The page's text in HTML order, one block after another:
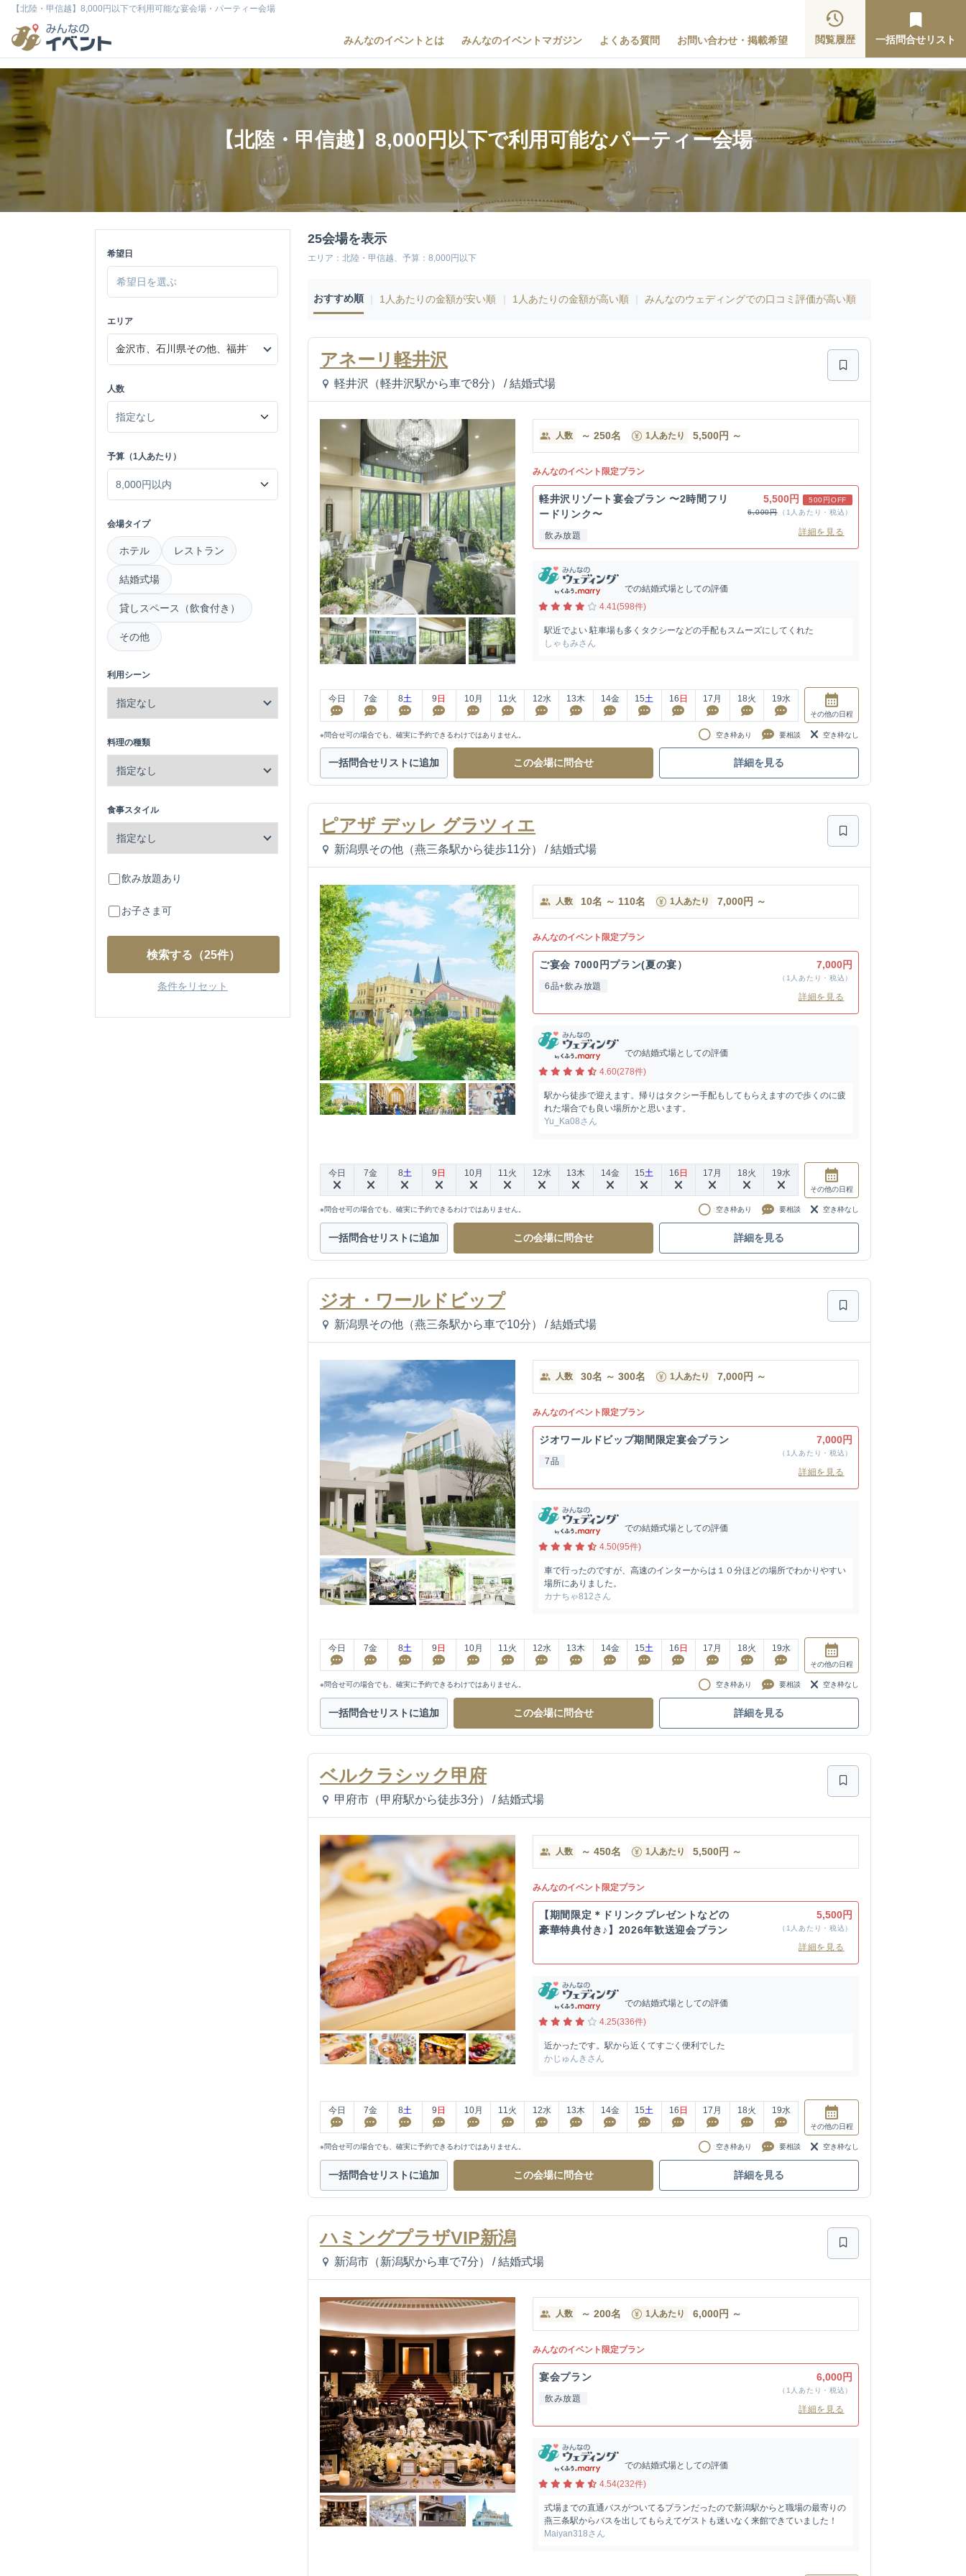
【北陸・甲信越】8,000円以下で利用可能な宴会場・パーティー会場
みんなのイベントとは みんなのイベントマガジン よくある質問 お問い合わせ・掲載希望 閲覧履歴 一括問合せリスト
【北陸・甲信越】8,000円以下で利用可能なパーティー会場
希望日
エリア
人数
予算（1人あたり）
会場タイプ
ホテル レストラン
結婚式場
貸しスペース（飲食付き）
その他
利用シーン
料理の種類
食事スタイル
飲み放題あり
お子さま可
検索する （25件）
条件をリセット
25会場を表示
エリア：北陸・甲信越、予算：8,000円以下
おすすめ順 1人あたりの金額が安い順 1人あたりの金額が高い順 みんなのウェディングでの口コミ評価が高い順
アネーリ軽井沢
軽井沢（軽井沢駅から車で8分） / 結婚式場
人数 ～ 250名 1人あたり 5,500円 ～
みんなのイベント限定プラン
軽井沢リゾート宴会プラン 〜2時間フリ
ードリンク〜
飲み放題
5,500円
500円OFF
6,000円
（1人あたり・税込）
詳細を見る
での結婚式場としての評価
4.41(598件)
駅近でよい 駐車場も多くタクシーなどの手配もスムーズにしてくれた
しゃもみさん
今日 7金 8土 9 日 10月 11 火 12水 13木 14金 15土 16 日 17 月 18火 19水
その他の日程
※問合せ可の場合でも、確実に予約できるわけではありません。 空き枠あり 要相談 空き枠なし
一括問合せリストに追加 この会場に問合せ 詳細を見る
ピアザ デッレ グラツィエ
新潟県その他（燕三条駅から徒歩11分） / 結婚式場
人数 10名 ～ 110名 1人あたり 7,000円 ～
みんなのイベント限定プラン
ご宴会 7000円プラン(夏の宴）
6品+飲み放題
7,000円
（1人あたり・税込）
詳細を見る
での結婚式場としての評価
4.60(278件)
駅から徒歩で迎えます。帰りはタクシー手配もしてもらえますので歩くのに疲
れた場合でも良い場所かと思います。
Yu_Ka08さん
今日 7金 8土 9 日 10月 11火 12水 13木 14金 15土 16 日 17 月 18火 19水
その他の日程
※問合せ可の場合でも、確実に予約できるわけではありません。 空き枠あり 要相談 空き枠なし
一括問合せリストに追加 この会場に問合せ 詳細を見る
ジオ・ワールドビップ
新潟県その他（燕三条駅から車で10分） / 結婚式場
人数 30名 ～ 300名 1人あたり 7,000円 ～
みんなのイベント限定プラン
ジオワールドビップ期間限定宴会プラン
7品
7,000円
（1人あたり・税込）
詳細を見る
での結婚式場としての評価
4.50(95件)
車で行ったのですが、高速のインターからは１０分ほどの場所でわかりやすい
場所にありました。
カナちゃ812さん
今日 7金 8土 9 日 10月 11火 12水 13木 14金 15土 16 日 17 月 18火 19水
その他の日程
※問合せ可の場合でも、確実に予約できるわけではありません。 空き枠あり 要相談 空き枠なし
一括問合せリストに追加 この会場に問合せ 詳細を見る
ベルクラシック甲府
甲府市（甲府駅から徒歩3分） / 結婚式場
人数 ～ 450名 1人あたり 5,500円 ～
みんなのイベント限定プラン
【期間限定＊ドリンクプレゼントなどの
豪華特典付き♪】2026年歓送迎会プラン
5,500円
（1人あたり・税込）
詳細を見る
での結婚式場としての評価
4.25(336件)
近かったです。駅から近くてすごく便利でした
かじゅんきさん
今日 7金 8土 9 日 10月 11火 12水 13木 14金 15土 16 日 17 月 18火 19水
その他の日程
※問合せ可の場合でも、確実に予約できるわけではありません。 空き枠あり 要相談 空き枠なし
一括問合せリストに追加 この会場に問合せ 詳細を見る
ハミングプラザVIP新潟
新潟市（新潟駅から車で7分） / 結婚式場
人数 ～ 200名 1人あたり 6,000円 ～
みんなのイベント限定プラン
宴会プラン
飲み放題
6,000円
（1人あたり・税込）
詳細を見る
での結婚式場としての評価
4.54(232件)
式場までの直通バスがついてるプランだったので新潟駅からと職場の最寄りの
燕三条駅からバスを出してもらえてゲストも迷いなく来館できていました！
Maiyan318さん